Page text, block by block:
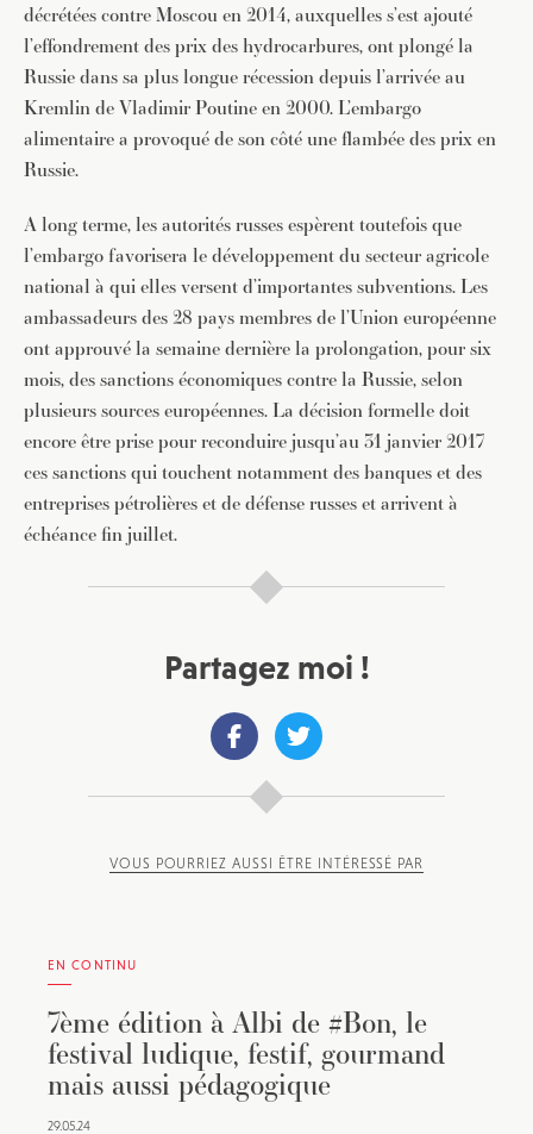
décrétées contre Moscou en 2014, auxquelles s’est ajouté
l’effondrement des prix des hydrocarbures, ont plongé la
Russie dans sa plus longue récession depuis l’arrivée au
Kremlin de Vladimir Poutine en 2000. L’embargo
alimentaire a provoqué de son côté une flambée des prix en
Russie.
A long terme, les autorités russes espèrent toutefois que
l’embargo favorisera le développement du secteur agricole
national à qui elles versent d’importantes subventions. Les
ambassadeurs des 28 pays membres de l’Union européenne
ont approuvé la semaine dernière la prolongation, pour six
mois, des sanctions économiques contre la Russie, selon
plusieurs sources européennes. La décision formelle doit
encore être prise pour reconduire jusqu’au 31 janvier 2017
ces sanctions qui touchent notamment des banques et des
entreprises pétrolières et de défense russes et arrivent à
échéance fin juillet.
Partagez moi !
VOUS POURRIEZ AUSSI ÊTRE INTÉRESSÉ PAR
EN CONTINU
7ème édition à Albi de #Bon, le
festival ludique, festif, gourmand
mais aussi pédagogique
29.05.24